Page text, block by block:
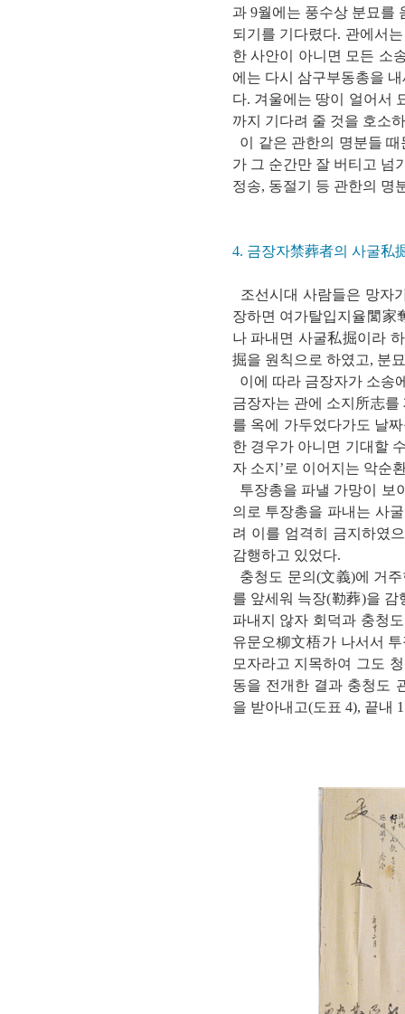
과 9월에는 풍수상 분묘를
되기를 기다렸다. 관에서
한 사안이 아니면 모든 소
에는 다시 삼구부동총을
다. 겨울에는 땅이 얼어서
까지 기다려 줄 것을 호소
이 같은 관한의 명분들
가 그 순간만 잘 버티고 넘
정송, 동절기 등 관한의 명
4. 금장자禁葬者의 사굴私
조선시대 사람들은 망자
장하면 여가탈입지율閭家
나 파내면 사굴私掘이라
掘을 원칙으로 하였고, 분
이에 따라 금장자가 소송
금장자는 관에 소지所志
를 옥에 가두었다가도 날
한 경우가 아니면 기대할
자 소지’로 이어지는 악순
투장총을 파낼 가망이 보
의로 투장총을 파내는 사
려 이를 엄격히 금지하였
감행하고 있었다.
충청도 문의(文義)에 거
를 앞세워 늑장(勒葬)을
파내지 않자 회덕과 충청
유문오柳文梧가 나서서
모자라고 지목하여 그도
동을 전개한 결과 충청도
을 받아내고(도표 4), 끝내